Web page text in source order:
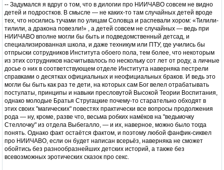
-- Задумался я вдруг о том, что в дилогии про НИИЧАВО совсем не видно
детей и подростков. В смысле — не каких-то там случайных детей вроде
тех, что носились тучами по улицам Соловца и распевали хором: «Тилили-
тилили, а дракона повезли!» , а детей совсем не случайных — ведь при
НИИЧАВО вполне могли бы быть и подведомственный детсад, и
специализированная школа, и даже техникум или ПТУ, где учились бы
отпрыски сотрудников Института обоего пола, тем более, что некоторым
из этих сотрудников насчитывалось по нескольку сот лет от роду, а личные
досье о них в соответствующем отделе Института наверняка пестрели
справками о десятках официальных и неофициальных браков. И ведь это
могли бы быть как раз те дети, на которых сам Бог велел отрабатывать
постулаты, принципы и навыки пресловутой Высокой Теории Воспитания,
однако молодые Братья Стругацкие почему-то старательно обходят в
этих своих "магических" повестях практически все вопросы продолжения
рода — ну, кроме, разве что, весьма робких намёков на "ведьмочку
Стеллочку" из отдела Выбегалло, — и их, наверное, можно было тогда
понять. Однако факт остаётся фактом, и поэтому любой фанфик-сиквел
про НИИЧАВО, если он будет написан всерьёз, наверняка не сможет
обойтись без разнообразнейших детских историй, а также без
всевозможных эротических сказок про секс.